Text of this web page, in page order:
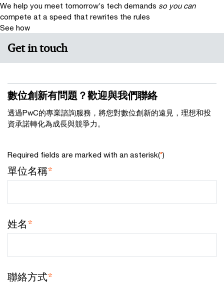
We help you meet tomorrow’s tech demands so you can
compete at a speed that rewrites the rules
See how
Get in touch
數位創新有問題？歡迎與我們聯絡
透過PwC的專業諮詢服務，將您對數位創新的遠見，理想和投
資承諾轉化為成長與競爭力。
Required fields are marked with an asterisk(*)
單位名稱*
姓名*
聯絡方式*